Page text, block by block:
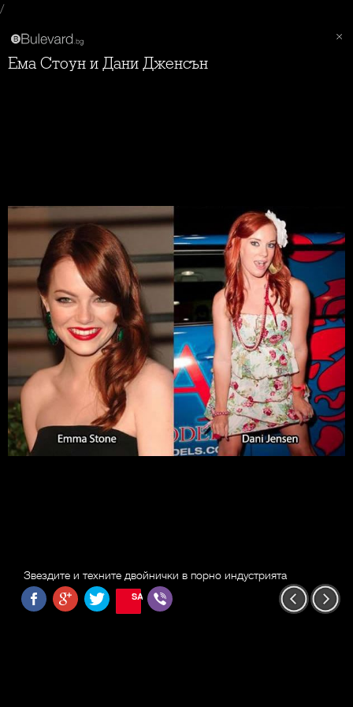
/
Ема Стоун и Дани Дженсън
Звездите и техните двойнички в порно индустрията
SAVE